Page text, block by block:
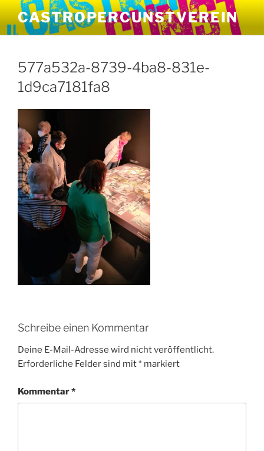
Inhalt
springen
CASTROPERCUNSTVEREIN
577a532a-8739-4ba8-831e-
1d9ca7181fa8
Schreibe einen Kommentar
Deine E-Mail-Adresse wird nicht veröffentlicht.
Erforderliche Felder sind mit* markiert
Kommentar*